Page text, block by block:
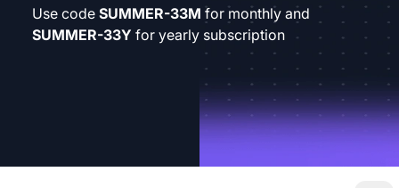
Use code SUMMER-33M for monthly and
SUMMER-33Y for yearly subscription